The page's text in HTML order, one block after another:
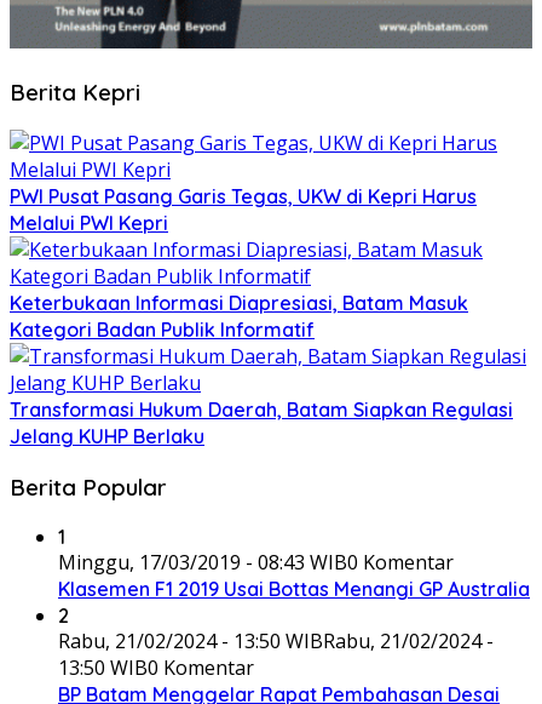
Berita Kepri
PWI Pusat Pasang Garis Tegas, UKW di Kepri Harus
Melalui PWI Kepri
Keterbukaan Informasi Diapresiasi, Batam Masuk
Kategori Badan Publik Informatif
Transformasi Hukum Daerah, Batam Siapkan Regulasi
Jelang KUHP Berlaku
Berita Popular
1
Minggu, 17/03/2019 - 08:43 WIB0 Komentar
Klasemen F1 2019 Usai Bottas Menangi GP Australia
2
Rabu, 21/02/2024 - 13:50 WIBRabu, 21/02/2024 -
13:50 WIB0 Komentar
BP Batam Menggelar Rapat Pembahasan Desai